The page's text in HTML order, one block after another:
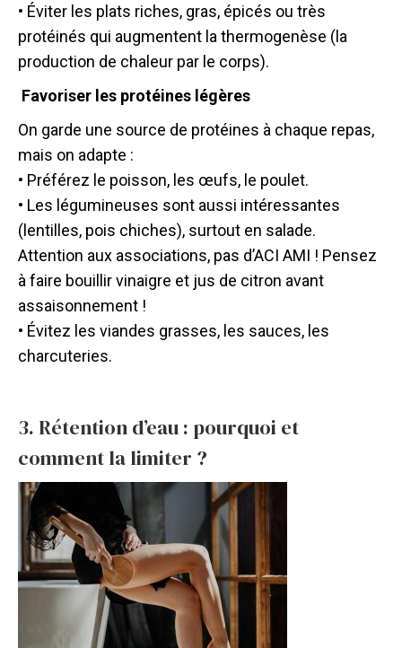
• Éviter les plats riches, gras, épicés ou très
protéinés qui augmentent la thermogenèse (la
production de chaleur par le corps).
Favoriser les protéines légères
On garde une source de protéines à chaque repas,
mais on adapte :
• Préférez le poisson, les œufs, le poulet.
• Les légumineuses sont aussi intéressantes
(lentilles, pois chiches), surtout en salade.
Attention aux associations, pas d’ACI AMI ! Pensez
à faire bouillir vinaigre et jus de citron avant
assaisonnement !
• Évitez les viandes grasses, les sauces, les
charcuteries.
3. Rétention d’eau : pourquoi et
comment la limiter ?